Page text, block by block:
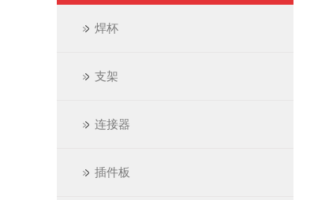
焊杯
支架
连接器
插件板